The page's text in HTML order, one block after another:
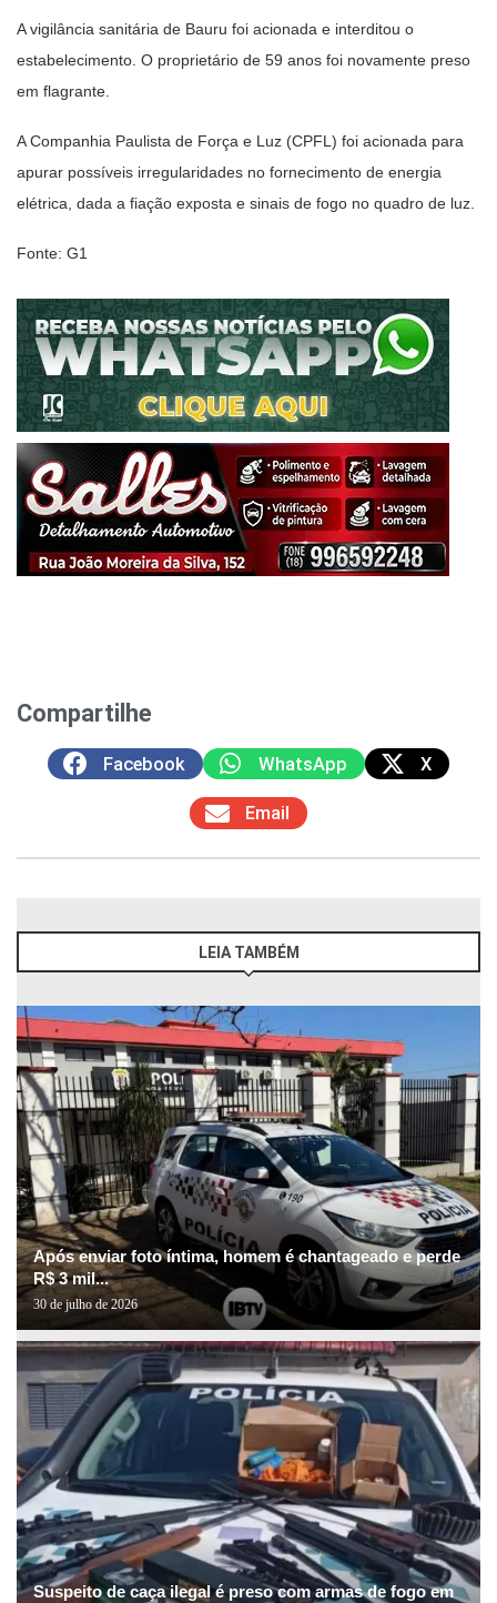
A vigilância sanitária de Bauru foi acionada e interditou o
estabelecimento. O proprietário de 59 anos foi novamente preso
em flagrante.
A Companhia Paulista de Força e Luz (CPFL) foi acionada para
apurar possíveis irregularidades no fornecimento de energia
elétrica, dada a fiação exposta e sinais de fogo no quadro de luz.
Fonte: G1
Compartilhe
Facebook WhatsApp X
Email
LEIA TAMBÉM
Após enviar foto íntima, homem é chantageado e perde
R$ 3 mil...
30 de julho de 2026
Suspeito de caça ilegal é preso com armas de fogo em